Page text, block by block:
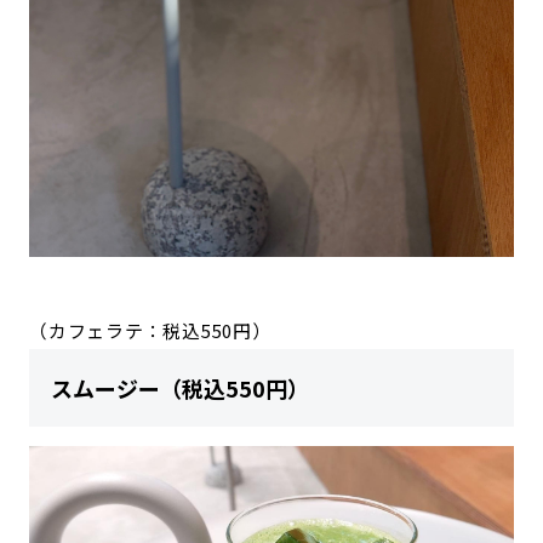
（カフェラテ：税込550円）
スムージー（税込550円）